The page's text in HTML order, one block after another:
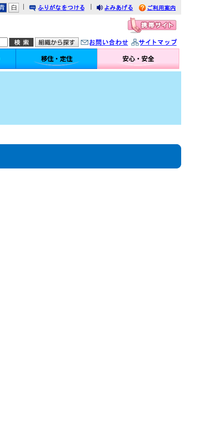
みあげる
利用案内
問い合わせ イトマップ
移住・定住 安心・安全